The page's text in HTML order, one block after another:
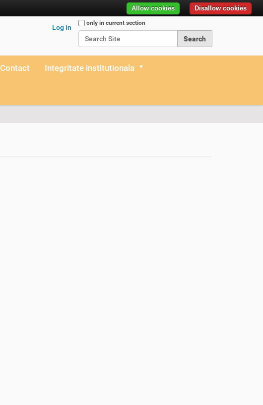
Search Site
only in current section
Log in
Contact Integritate institutionala
Disallow cookies
Allow cookies